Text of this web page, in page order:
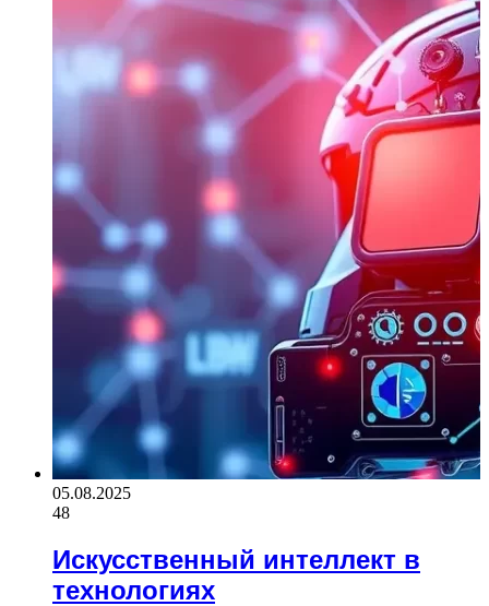
05.08.2025
48
Искусственный интеллект в
технологиях